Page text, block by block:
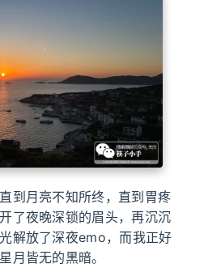
到月亮不知所终，直到胃疼
了夜晚深锁的眉头，再沉沉
解放了深夜emo，而我正好
月皆无的黑暗。